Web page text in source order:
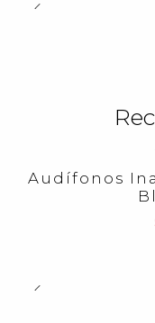
-23%OFF
Audífonos